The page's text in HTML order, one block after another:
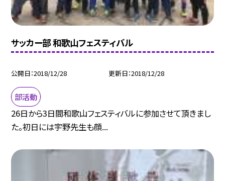
サッカー部 和歌山フェスティバル
公開日 2018/12/28 更新日 2018/12/28
部活動
26日から3日間和歌山フェスティバルに参加させて頂きまし
た。初日には宇野先生も顔...